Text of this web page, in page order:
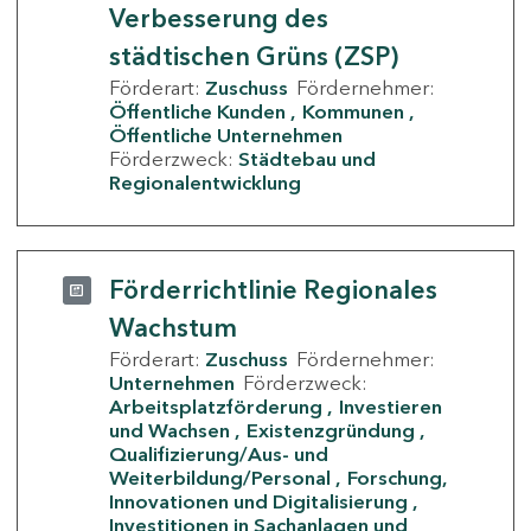
Verbesserung des
städtischen Grüns (ZSP)
Förderart: Zuschuss Fördernehmer:
Öffentliche Kunden
Kommunen
Öffentliche Unternehmen
Förderzweck: Städtebau und
Regionalentwicklung
Förderrichtlinie Regionales
Wachstum
Förderart: Zuschuss Fördernehmer:
Unternehmen Förderzweck:
Arbeitsplatzförderung
Investieren
und Wachsen
Existenzgründung
Qualifizierung/Aus- und
Weiterbildung/Personal
Forschung,
Innovationen und Digitalisierung
Investitionen in Sachanlagen und